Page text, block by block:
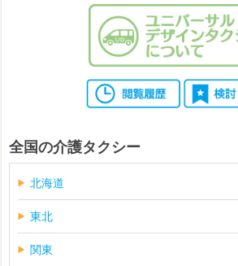
全国の介護タクシー
北海道
東北
関東